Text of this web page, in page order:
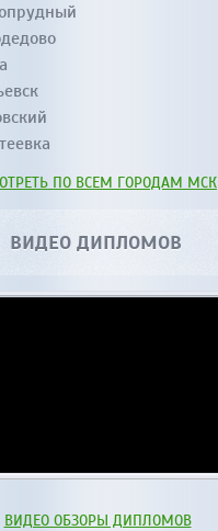
ПО ВСЕМ ГОРОДАМ МСК
ВИДЕО ДИПЛОМОВ
ВИДЕО ОБЗОРЫ ДИПЛОМОВ